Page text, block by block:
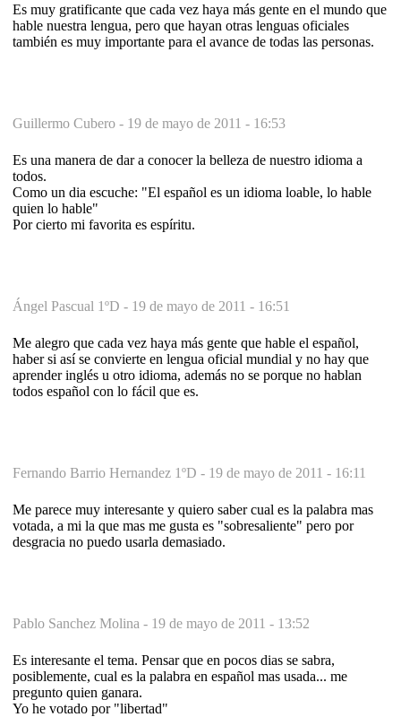
Es muy gratificante que cada vez haya más gente en el mundo que
hable nuestra lengua, pero que hayan otras lenguas oficiales
también es muy importante para el avance de todas las personas.
Guillermo Cubero - 19 de mayo de 2011 - 16:53
Es una manera de dar a conocer la belleza de nuestro idioma a
todos.
Como un dia escuche: "El español es un idioma loable, lo hable
quien lo hable"
Por cierto mi favorita es espíritu.
Ángel Pascual 1ºD - 19 de mayo de 2011 - 16:51
Me alegro que cada vez haya más gente que hable el español,
haber si así se convierte en lengua oficial mundial y no hay que
aprender inglés u otro idioma, además no se porque no hablan
todos español con lo fácil que es.
Fernando Barrio Hernandez 1ºD - 19 de mayo de 2011 - 16:11
Me parece muy interesante y quiero saber cual es la palabra mas
votada, a mi la que mas me gusta es "sobresaliente" pero por
desgracia no puedo usarla demasiado.
Pablo Sanchez Molina - 19 de mayo de 2011 - 13:52
Es interesante el tema. Pensar que en pocos dias se sabra,
posiblemente, cual es la palabra en español mas usada... me
pregunto quien ganara.
Yo he votado por "libertad"